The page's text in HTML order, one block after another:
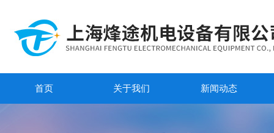
首页 关于我们 新闻动态